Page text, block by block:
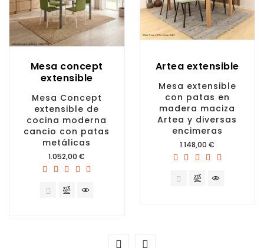
Mesa concept
extensible
Mesa Concept
extensible de
cocina moderna
cancio con patas
metálicas
Precio
1.052,00 €
Artea extensible
Mesa extensible
con patas en
madera maciza
Artea y diversas
encimeras
Precio
1.148,00 €